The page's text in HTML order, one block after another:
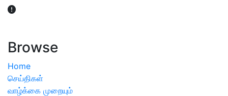
Browse
Home
செய்திகள்
வாழ்க்கை முறையும்